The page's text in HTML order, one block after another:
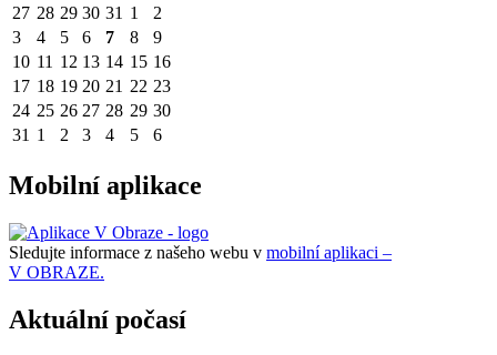
27 28 29 30 31 1
2
3
4 5 6 7 8
9
10 11 12 13 14 15 16
17 18 19 20 21 22 23
24 25 26 27 28 29 30
31 1 2 3 4 5 6
Mobilní aplikace
Sledujte informace z našeho webu v mobilní aplikaci –
V OBRAZE.
Aktuální počasí